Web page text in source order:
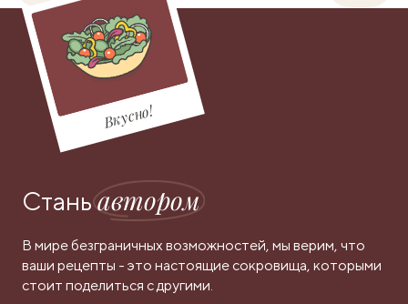
Вкусно!
Станьавтором
В мире безграничных возможностей, мы верим, что
ваши рецепты - это настоящие сокровища, которыми
стоит поделиться с другими.